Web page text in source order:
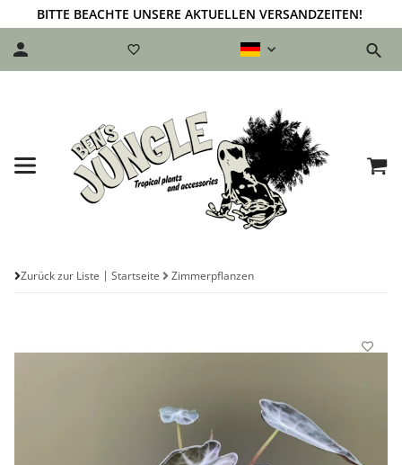
BITTE BEACHTE UNSERE AKTUELLEN VERSANDZEITEN!
Zurück zur Liste Startseite Zimmerpflanzen